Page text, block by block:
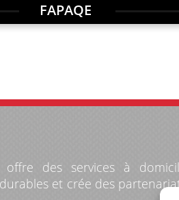
FAPAQE
des services à
et crée des